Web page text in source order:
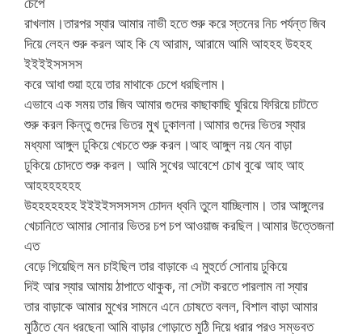
রাখলাম।তারপর স্যার আমার নাভী হতে শুরু করে স্তনের নিচ পর্যন্ত জিব
দিয়ে লেহন শুরু করল আহ কি যে আরাম, আরামে আমি আহহহ উহহহ
ইইইইসসসস
করে আধা শুয়া হয়ে তার মাথাকে চেপে ধরছিলাম।
এভাবে এক সময় তার জিব আমার গুদের কাছাকাছি ঘুরিয়ে ফিরিয়ে চাটতে
শুরু করল কিন্তু গুদের ভিতর মুখ ঢুকালনা।আমার গুদের ভিতর স্যার
মধ্যমা আঙ্গুল ঢুকিয়ে খেচতে শুরু করল।আহ আঙ্গুল নয় যেন বাড়া
ঢুকিয়ে চোদতে শুরু করল। আমি সুখের আবেশে চোখ বুঝে আহ আহ
আহহহহহহহ
উহহহহহহহ ইইইইসসসসস চোদন ধ্বনি তুলে যাচ্ছিলাম। তার আঙ্গুলের
খেচানিতে আমার সোনার ভিতর চপ চপ আওয়াজ করছিল।আমার উত্তেজনা
এত
বেড়ে গিয়েছিল মন চাইছিল তার বাড়াকে এ মুহুর্তে সোনায় ঢুকিয়ে
দিই আর স্যার আমায় ঠাপাতে থাকুক, না সেটা করতে পারলাম না স্যার
তার বাড়াকে আমার মুখের সামনে এনে চোষতে বলল, বিশাল বাড়া আমার
মুঠিতে যেন ধরছেনা আমি বাড়ার গোড়াতে মুঠি দিয়ে ধরার পরও সম্ভবত